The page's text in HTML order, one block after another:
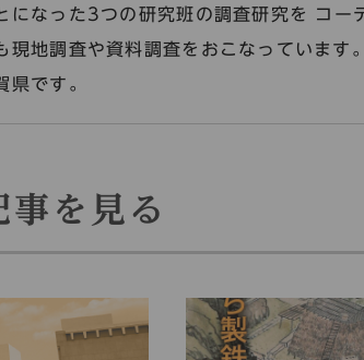
になった3つの研究班の調査研究を コー
現地調査や資料調査をおこなっています
県です。
を見る